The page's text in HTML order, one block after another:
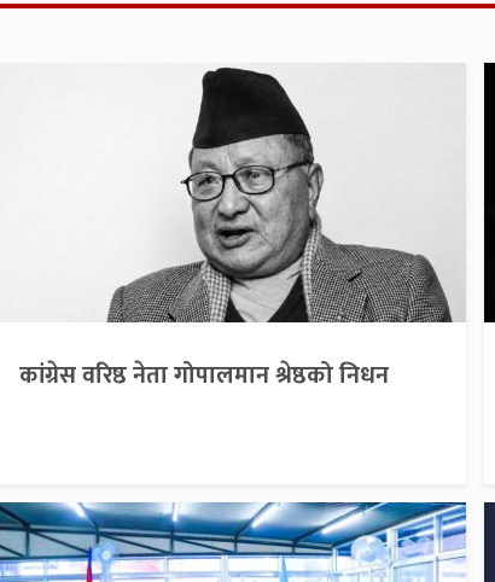
कांग्रेस वरिष्ठ नेता गोपालमान श्रेष्ठको निधन